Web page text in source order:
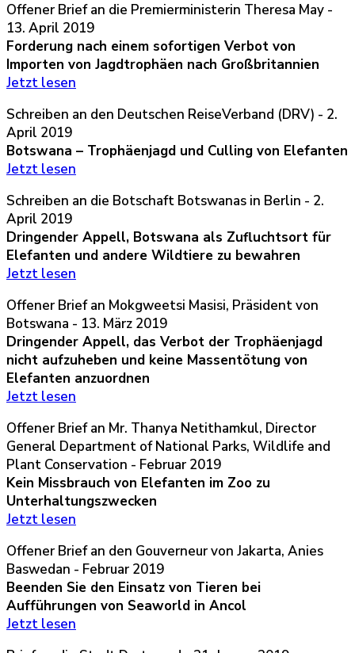
Offener Brief an die Premierministerin Theresa May -
13. April 2019
Forderung nach einem sofortigen Verbot von
Importen von Jagdtrophäen nach Großbritannien
Jetzt lesen
Schreiben an den Deutschen ReiseVerband (DRV) - 2.
April 2019
Botswana – Trophäenjagd und Culling von Elefanten
Jetzt lesen
Schreiben an die Botschaft Botswanas in Berlin - 2.
April 2019
Dringender Appell, Botswana als Zufluchtsort für
Elefanten und andere Wildtiere zu bewahren
Jetzt lesen
Offener Brief an Mokgweetsi Masisi, Präsident von
Botswana - 13. März 2019
Dringender Appell, das Verbot der Trophäenjagd
nicht aufzuheben und keine Massentötung von
Elefanten anzuordnen
Jetzt lesen
Offener Brief an Mr. Thanya Netithamkul, Director
General Department of National Parks, Wildlife and
Plant Conservation - Februar 2019
Kein Missbrauch von Elefanten im Zoo zu
Unterhaltungszwecken
Jetzt lesen
Offener Brief an den Gouverneur von Jakarta, Anies
Baswedan - Februar 2019
Beenden Sie den Einsatz von Tieren bei
Aufführungen von Seaworld in Ancol
Jetzt lesen